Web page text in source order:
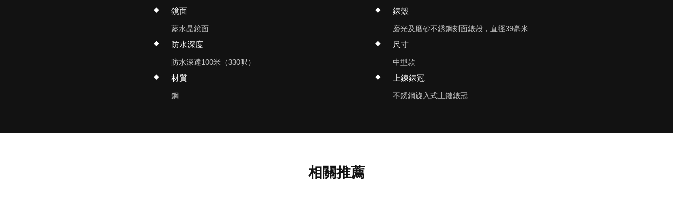
鏡面
藍水晶鏡面
錶殼
磨光及磨砂不銹鋼刻面錶殼，直徑39毫米
防水深度
防水深達100米（330呎）
尺寸
中型款
材質
鋼
上鍊錶冠
不銹鋼旋入式上鏈錶冠
相關推薦